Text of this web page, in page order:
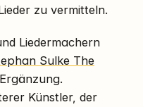
zu vermitteln.
Liedermachern
Sulke The
Künstler, der